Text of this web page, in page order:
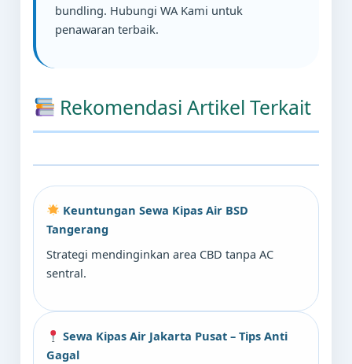
bundling. Hubungi WA Kami untuk
penawaran terbaik.
Rekomendasi Artikel Terkait
Keuntungan Sewa Kipas Air BSD
Tangerang
Strategi mendinginkan area CBD tanpa AC
sentral.
Sewa Kipas Air Jakarta Pusat – Tips Anti
Gagal